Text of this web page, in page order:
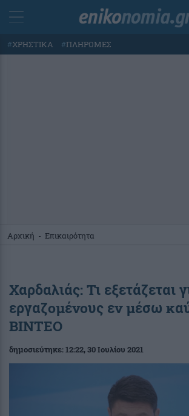
#ΧΡΗΣΤΙΚΑ #ΠΛΗΡΩΜΕΣ
Αρχική - Επικαιρότητα
Χαρδαλιάς: Τι εξετάζεται
εργαζομένους εν μέσω
ΒΙΝΤΕΟ
δημοσιεύτηκε:12:22, 30 Ιουλίου 2021